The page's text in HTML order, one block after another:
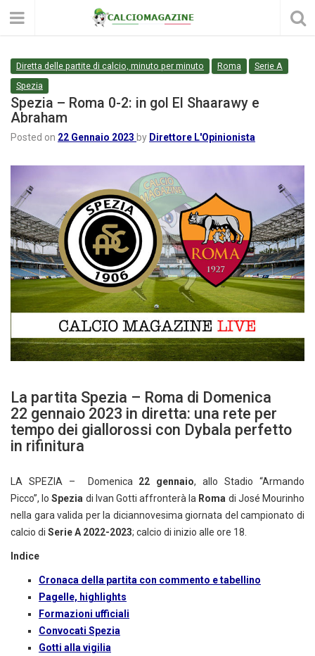
Diretta delle partite di calcio, minuto per minuto Roma
Serie A
Spezia
Spezia – Roma 0-2: in gol El Shaarawy e
Abraham
Posted on 22 Gennaio 2023 by Direttore L'Opinionista
La partita Spezia – Roma di Domenica
22 gennaio 2023 in diretta: una rete per
tempo dei giallorossi con Dybala perfetto
in rifinitura
LA SPEZIA – Domenica 22 gennaio, allo Stadio “Armando
Picco”, loSpezia di Ivan Gotti affronterà la Roma di José Mourinho
nella gara valida per la diciannovesima giornata del campionato di
calcio di Serie A 2022-2023; calcio di inizio alle ore 18.
Indice
Cronaca della partita con commento e tabellino
Pagelle, highlights
Formazioni ufficiali
Convocati Spezia
Gotti alla vigilia